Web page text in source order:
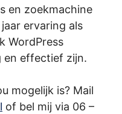
en zoekmachine
ervaring als
WordPress
en effectief zijn.
mogelijk is? Mail
of bel mij via 06 –